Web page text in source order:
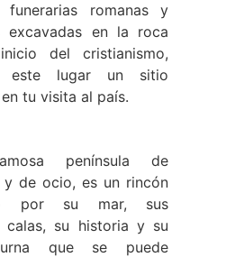
funerarias romanas y
excavadas en la roca
del cristianismo,
este lugar un sitio
tu visita al país.
península de
y de ocio, es un rincón
por su mar, sus
calas, su historia y su
que se puede